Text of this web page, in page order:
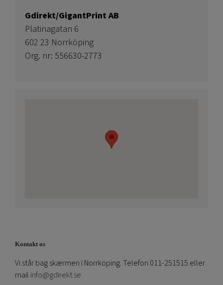
Gdirekt/GigantPrint AB
Platinagatan 6
602 23 Norrköping
Org. nr: 556630-2773
Kontakt os
Vi står bag skærmen i Norrköping. Telefon 011-251515 eller
mail info@gdirekt.se